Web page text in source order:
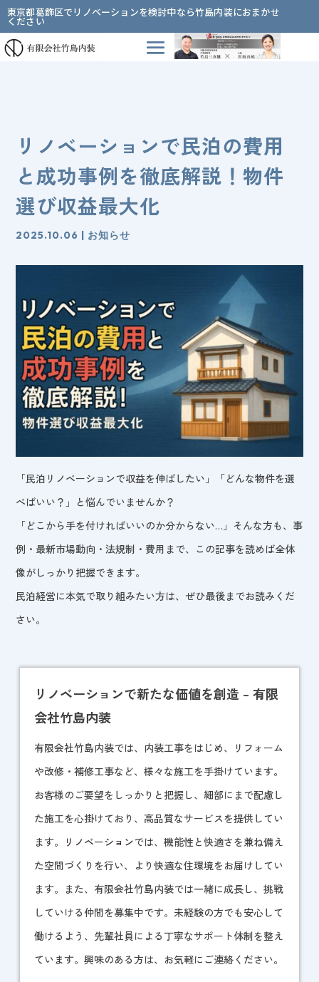
東京都葛飾区でリノベーションを検討中なら竹島内装におまかせ
ください
リノベーションで民泊の費用
と成功事例を徹底解説！物件
選び収益最大化
2025.10.06 | お知らせ
「民泊リノベーションで収益を伸ばしたい」「どんな物件を選
べばいい？」と悩んでいませんか？
「どこから手を付ければいいのか分からない…」そんな方も、事
例・最新市場動向・法規制・費用まで、この記事を読めば全体
像がしっかり把握できます。
民泊経営に本気で取り組みたい方は、ぜひ最後までお読みくだ
さい。
リノベーションで新たな価値を創造 – 有限
会社竹島内装
有限会社竹島内装では、内装工事をはじめ、リフォーム
や改修・補修工事など、様々な施工を手掛けています。
お客様のご要望をしっかりと把握し、細部にまで配慮し
た施工を心掛けており、高品質なサービスを提供してい
ます。
リノベーションでは、機能性と快適さを兼ね備え
た空間づくりを行い、より快適な住環境をお届けしてい
ます。また、有限会社竹島内装では一緒に成長し、挑戦
していける仲間を募集中です。未経験の方でも安心して
働けるよう、先輩社員による丁寧なサポート体制を整え
ています。興味のある方は、お気軽にご連絡ください。